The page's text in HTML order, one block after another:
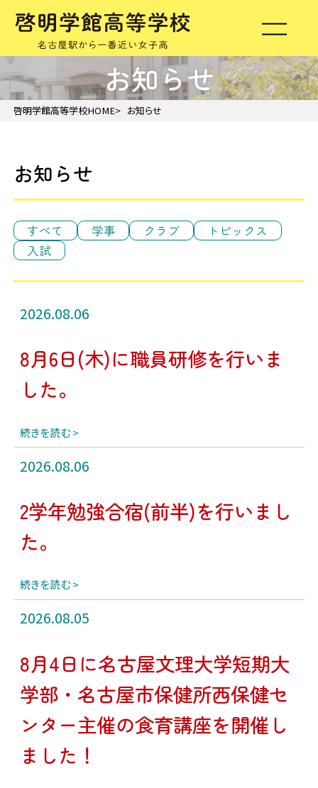
お知らせ
啓明学館高等学校HOME お知らせ
お知らせ
すべて 学事 クラブ
トピックス
入試
2026.08.06
8月6日(木)に職員研修を行いま
した。
続きを読む
2026.08.06
2学年勉強合宿(前半)を行いまし
た。
続きを読む
2026.08.05
8月4日に名古屋文理大学短期大
学部・名古屋市保健所西保健セ
ンター主催の食育講座を開催し
ました！